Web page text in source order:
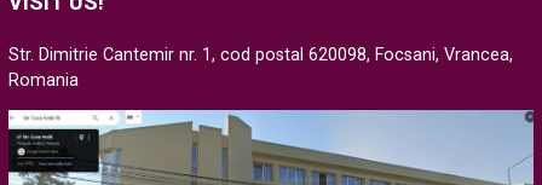
Str. Dimitrie Cantemir nr. 1, cod postal 620098, Focsani, Vrancea,
Romania